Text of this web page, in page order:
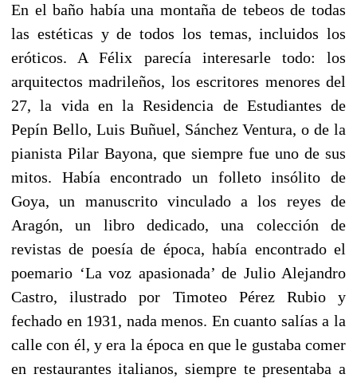
En el baño había una montaña de tebeos de todas
las estéticas y de todos los temas, incluidos los
eróticos. A Félix parecía interesarle todo: los
arquitectos madrileños, los escritores menores del
27, la vida en la Residencia de Estudiantes de
Pepín Bello, Luis Buñuel, Sánchez Ventura, o de la
pianista Pilar Bayona, que siempre fue uno de sus
mitos. Había encontrado un folleto insólito de
Goya, un manuscrito vinculado a los reyes de
Aragón, un libro dedicado, una colección de
revistas de poesía de época, había encontrado el
poemario ‘La voz apasionada’ de Julio Alejandro
Castro, ilustrado por Timoteo Pérez Rubio y
fechado en 1931, nada menos. En cuanto salías a la
calle con él, y era la época en que le gustaba comer
en restaurantes italianos, siempre te presentaba a